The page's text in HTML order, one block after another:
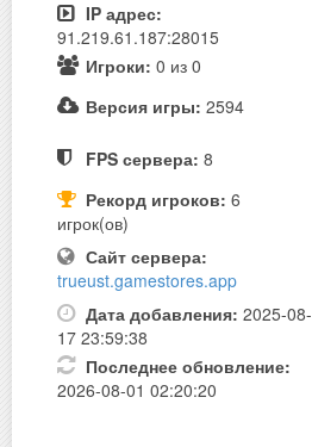
IP адрес:
91.219.61.187:28015
Игроки: 0 из 0
Версия игры: 2594
FPS сервера: 8
Рекорд игроков: 6
игрок(ов)
Сайт сервера:
trueust.gamestores.app
Дата добавления: 2025-08-
17 23:59:38
Последнее обновление:
2026-08-01 02:20:20